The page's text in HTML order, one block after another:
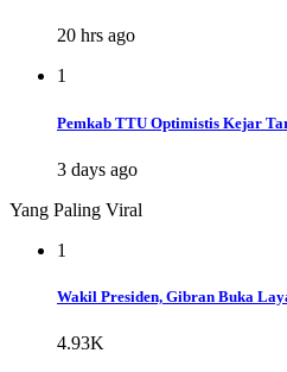
20 hrs ago
1
Pemkab TTU Optimistis Kejar
3 days ago
Yang Paling Viral
1
Wakil Presiden, Gibran Buka
4.93K